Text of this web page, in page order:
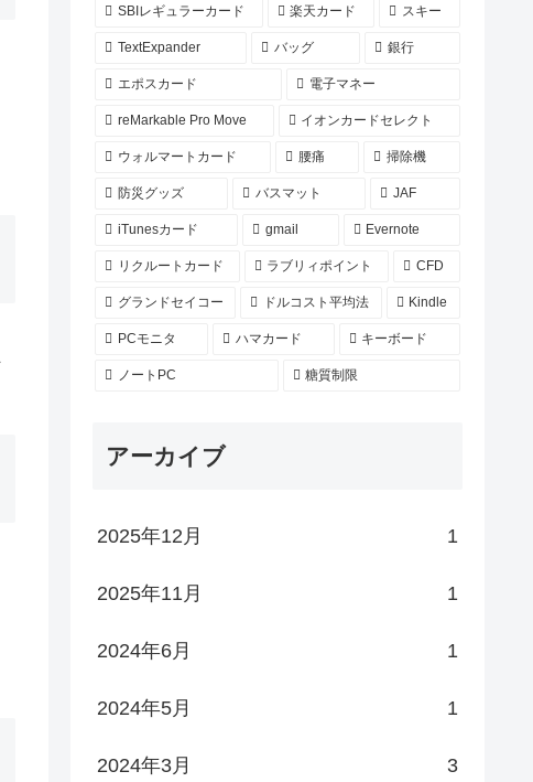
SBIレギュラーカード 楽天カード スキー
TextExpander バッグ 銀行
エポスカード 電子マネー
reMarkable Pro Move イオンカードセレクト
ウォルマートカード 腰痛 掃除機
防災グッズ バスマット JAF
iTunesカード gmail Evernote
リクルートカード ラブリィポイント CFD
グランドセイコー ドルコスト平均法 Kindle
PCモニタ ハマカード キーボード
ノートPC 糖質制限
アーカイブ
2025年12月 1
2025年11月 1
2024年6月 1
2024年5月 1
2024年3月 3